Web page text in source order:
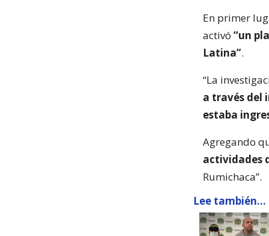
En primer
activó “un
Latina”.
“La
a través del
estaba
Agregando
actividades
Rumichaca”.
Lee también...